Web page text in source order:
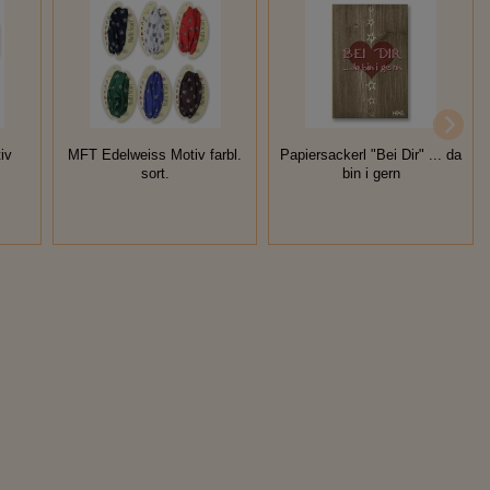
MFT Edelweiss Motiv farbl.
sort.
Papiersackerl "Bei Dir" ... da
bin i gern